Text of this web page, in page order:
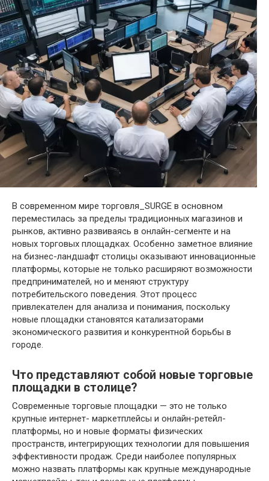
В современном мире торговля_SURGE в основном
переместилась за пределы традиционных магазинов и
рынков, активно развиваясь в онлайн-сегменте и на
новых торговых площадках. Особенно заметное влияние
на бизнес-ландшафт столицы оказывают инновационные
платформы, которые не только расширяют возможности
предпринимателей, но и меняют структуру
потребительского поведения. Этот процесс
привлекателен для анализа и понимания, поскольку
новые площадки становятся катализаторами
экономического развития и конкурентной борьбы в
городе.
Что представляют собой новые торговые
площадки в столице?
Современные торговые площадки — это не только
крупные интернет- маркетплейсы и онлайн-ретейл-
платформы, но и новые форматы физических
пространств, интегрирующих технологии для повышения
эффективности продаж. Среди наиболее популярных
можно назвать платформы как крупные международные